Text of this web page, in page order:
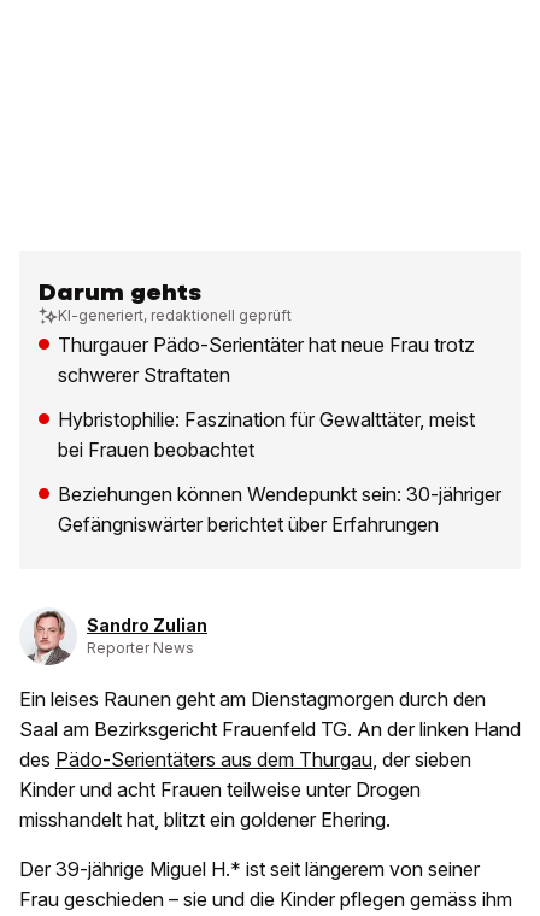
Darum gehts
KI-generiert, redaktionell geprüft
Thurgauer Pädo-Serientäter hat neue Frau trotz
schwerer Straftaten
Hybristophilie: Faszination für Gewalttäter, meist
bei Frauen beobachtet
Beziehungen können Wendepunkt sein: 30-jähriger
Gefängniswärter berichtet über Erfahrungen
Sandro Zulian
Reporter News
Ein leises Raunen geht am Dienstagmorgen durch den
Saal am Bezirksgericht Frauenfeld TG. An der linken Hand
des Pädo-Serientäters aus dem Thurgau, der sieben
Kinder und acht Frauen teilweise unter Drogen
misshandelt hat, blitzt ein goldener Ehering.
Der 39-jährige Miguel H.* ist seit längerem von seiner
Frau geschieden – sie und die Kinder pflegen gemäss ihm